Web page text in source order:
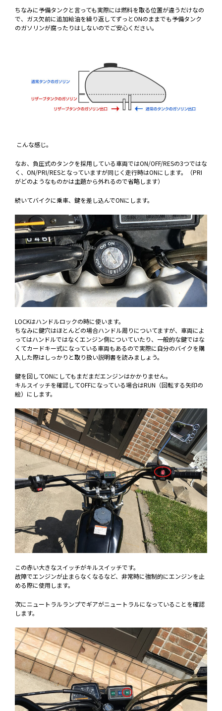
ちなみに予備タンクと言っても実際には燃料を取る位置が違うだけなの
で、ガス欠前に追加給油を繰り返してずっとONのままでも予備タンク
のガソリンが腐ったりはしないのでご安心ください。
こんな感じ。
なお、負圧式のタンクを採用している車両ではON/OFF/RESの3つではな
く、ON/PRI/RESとなっていますが同じく走行時はONにします。（PRI
がどのようなものかは主題から外れるので省略します）
続いてバイクに乗車、鍵を差し込んでONにします。
LOCKはハンドルロックの時に使います。
ちなみに鍵穴はほとんどの場合ハンドル周りについてますが、車両によ
ってはハンドルではなくエンジン側についていたり、一般的な鍵ではな
くてカードキー式になっている車両もあるので実際に自分のバイクを購
入した際はしっかりと取り扱い説明書を読みましょう。
鍵を回してONにしてもまだまだエンジンはかかりません。
キルスイッチを確認してOFFになっている場合はRUN（回転する矢印の
絵）にします。
この赤い大きなスイッチがキルスイッチです。
故障でエンジンが止まらなくなるなど、非常時に強制的にエンジンを止
める際に使用します。
次にニュートラルランプでギアがニュートラルになっていることを確認
します。